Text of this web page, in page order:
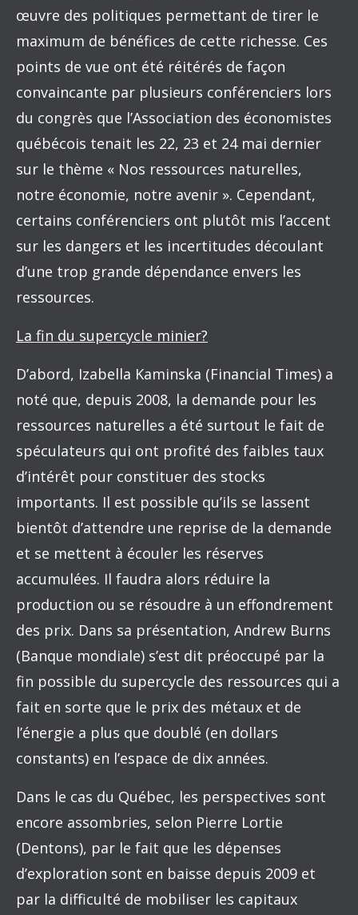
œuvre des politiques permettant de tirer le
maximum de bénéfices de cette richesse. Ces
points de vue ont été réitérés de façon
convaincante par plusieurs conférenciers lors
du congrès que l’Association des économistes
québécois tenait les 22, 23 et 24 mai dernier
sur le thème « Nos ressources naturelles,
notre économie, notre avenir ». Cependant,
certains conférenciers ont plutôt mis l’accent
sur les dangers et les incertitudes découlant
d’une trop grande dépendance envers les
ressources.
La fin du supercycle minier?
D’abord, Izabella Kaminska (Financial Times) a
noté que, depuis 2008, la demande pour les
ressources naturelles a été surtout le fait de
spéculateurs qui ont profité des faibles taux
d’intérêt pour constituer des stocks
importants. Il est possible qu’ils se lassent
bientôt d’attendre une reprise de la demande
et se mettent à écouler les réserves
accumulées. Il faudra alors réduire la
production ou se résoudre à un effondrement
des prix. Dans sa présentation, Andrew Burns
(Banque mondiale) s’est dit préoccupé par la
fin possible du supercycle des ressources qui a
fait en sorte que le prix des métaux et de
l’énergie a plus que doublé (en dollars
constants) en l’espace de dix années.
Dans le cas du Québec, les perspectives sont
encore assombries, selon Pierre Lortie
(Dentons), par le fait que les dépenses
d’exploration sont en baisse depuis 2009 et
par la difficulté de mobiliser les capitaux